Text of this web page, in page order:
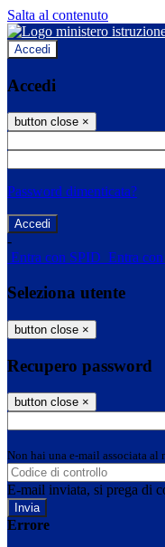
Salta al contenuto
Accedi
Accedi
button close ×
Password dimenticata?
-
Entra con SPID Entra
Seleziona utente
button close ×
Recupero password
button close ×
Non hai una e-mail associata al
E-mail inviata, si prega di
Errore